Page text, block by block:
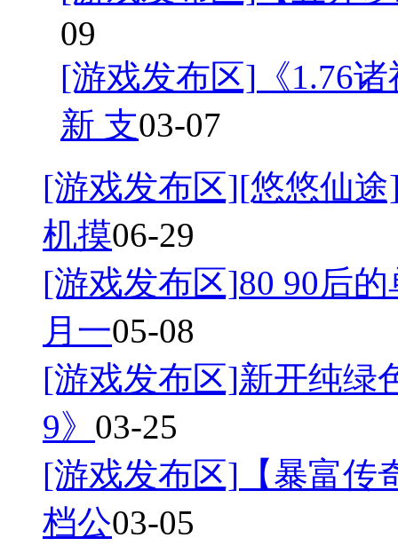
09
[游戏发布区] 《1.76
新 支03-07
[游戏发布区][悠悠仙
机摸06-29
[游戏发布区]80 90后
月一05-08
[游戏发布区]新开纯绿
9》 03-25
[游戏发布区] 【暴富
档公03-05